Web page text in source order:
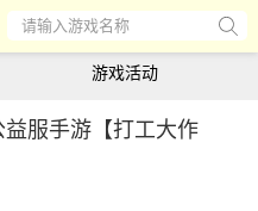
请输入游戏名称
游戏活动
益服手游【打工大作